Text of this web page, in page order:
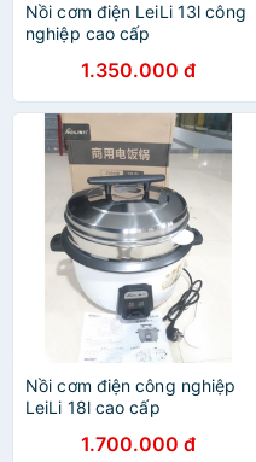
Nồi cơm điện LeiLi 13l công
nghiệp cao cấp
1.350.000 đ
Nồi cơm điện công nghiệp
LeiLi 18l cao cấp
1.700.000 đ